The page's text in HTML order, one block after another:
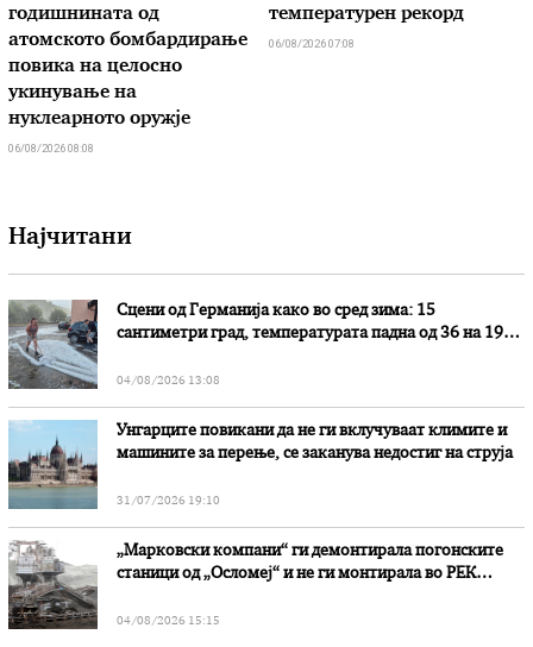
годишнината од
атомското бомбардирање
повика на целосно
укинување на
нуклеарното оружје
06/08/2026 08:08
температурен рекорд
06/08/2026 07:08
Најчитани
Сцени од Германија како во сред зима: 15
сантиметри град, температурата падна од 36 на 19
04/08/2026 13:08
Унгарците повикани да не ги вклучуваат климите и
машините за перење, се заканува недостиг на струја
31/07/2026 19:10
„Марковски компани“ ги демонтирала погонските
станици од „Осломеј“ и не ги монтирала во РЕК
04/08/2026 15:15